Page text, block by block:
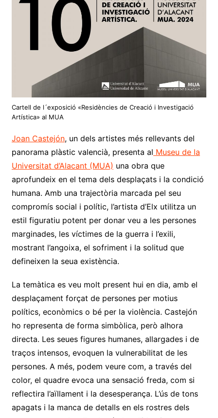
Cartell de l´exposició «Residències de Creació i Investigació
Artística» al MUA
Joan Castejón, un dels artistes més rellevants del
panorama plàstic valencià, presenta al Museu de la
Universitat d’Alacant (MUA) una obra que
aprofundeix en el tema dels desplaçats i la condició
humana. Amb una trajectòria marcada pel seu
compromís social i polític, l’artista d’Elx utilitza un
estil figuratiu potent per donar veu a les persones
marginades, les víctimes de la guerra i l’exili,
mostrant l’angoixa, el sofriment i la solitud que
defineixen la seua existència.
La temàtica es veu molt present hui en dia, amb el
desplaçament forçat de persones per motius
polítics, econòmics o bé per la violència. Castejón
ho representa de forma simbòlica, però alhora
directa. Les seues figures humanes, allargades i de
traços intensos, evoquen la vulnerabilitat de les
persones. A més, podem veure com, a través del
color, el quadre evoca una sensació freda, com si
reflectira l’aïllament i la desesperança. L’ús de tons
apagats i la manca de detalls en els rostres dels